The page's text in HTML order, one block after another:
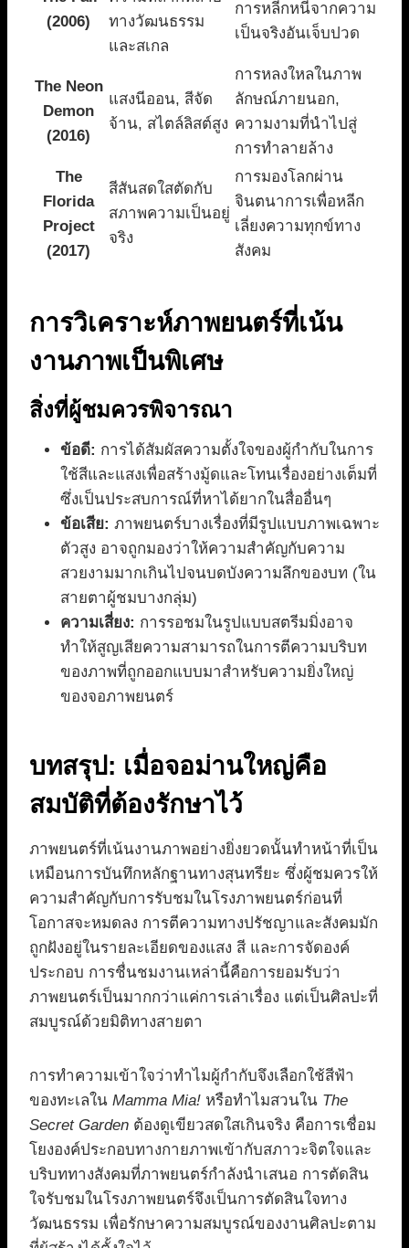
(2006)
ทางวัฒนธรรม
และสเกล
การหลีกหนีจากความ
เป็นจริงอันเจ็บปวด
The Neon
Demon
(2016)
แสงนีออน, สีจัด
จ้าน, สไตล์ลิสต์สูง
การหลงใหลในภาพ
ลักษณ์ภายนอก,
ความงามที่นำไปสู่
การทำลายล้าง
The
Florida
Project
(2017)
สีสันสดใสตัดกับ
สภาพความเป็นอยู่
จริง
การมองโลกผ่าน
จินตนาการเพื่อหลีก
เลี่ยงความทุกข์ทาง
สังคม
การวิเคราะห์ภาพยนตร์ที่เน้น
งานภาพเป็นพิเศษ
สิ่งที่ผู้ชมควรพิจารณา
ข้อดี: การได้สัมผัสความตั้งใจของผู้กำกับในการ
ใช้สีและแสงเพื่อสร้างมู้ดและโทนเรื่องอย่างเต็มที่
ซึ่งเป็นประสบการณ์ที่หาได้ยากในสื่ออื่นๆ
ข้อเสีย: ภาพยนตร์บางเรื่องที่มีรูปแบบภาพเฉพาะ
ตัวสูง อาจถูกมองว่าให้ความสำคัญกับความ
สวยงามมากเกินไปจนบดบังความลึกของบท (ใน
สายตาผู้ชมบางกลุ่ม)
ความเสี่ยง: การรอชมในรูปแบบสตรีมมิ่งอาจ
ทำให้สูญเสียความสามารถในการตีความบริบท
ของภาพที่ถูกออกแบบมาสำหรับความยิ่งใหญ่
ของจอภาพยนตร์
บทสรุป: เมื่อจอม่านใหญ่คือ
สมบัติที่ต้องรักษาไว้
ภาพยนตร์ที่เน้นงานภาพอย่างยิ่งยวดนั้นทำหน้าที่เป็น
เหมือนการบันทึกหลักฐานทางสุนทรียะ ซึ่งผู้ชมควรให้
ความสำคัญกับการรับชมในโรงภาพยนตร์ก่อนที่
โอกาสจะหมดลง การตีความทางปรัชญาและสังคมมัก
ถูกฝังอยู่ในรายละเอียดของแสง สี และการจัดองค์
ประกอบ การชื่นชมงานเหล่านี้คือการยอมรับว่า
ภาพยนตร์เป็นมากกว่าแค่การเล่าเรื่อง แต่เป็นศิลปะที่
สมบูรณ์ด้วยมิติทางสายตา
การทำความเข้าใจว่าทำไมผู้กำกับจึงเลือกใช้สีฟ้า
ของทะเลใน Mamma Mia! หรือทำไมสวนใน The
Secret Garden ต้องดูเขียวสดใสเกินจริง คือการเชื่อม
โยงองค์ประกอบทางกายภาพเข้ากับสภาวะจิตใจและ
บริบททางสังคมที่ภาพยนตร์กำลังนำเสนอ การตัดสิน
ใจรับชมในโรงภาพยนตร์จึงเป็นการตัดสินใจทาง
วัฒนธรรม เพื่อรักษาความสมบูรณ์ของงานศิลปะตาม